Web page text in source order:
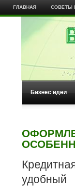
ГЛАВНАЯ СОВЕТЫ
Бизнес идеи